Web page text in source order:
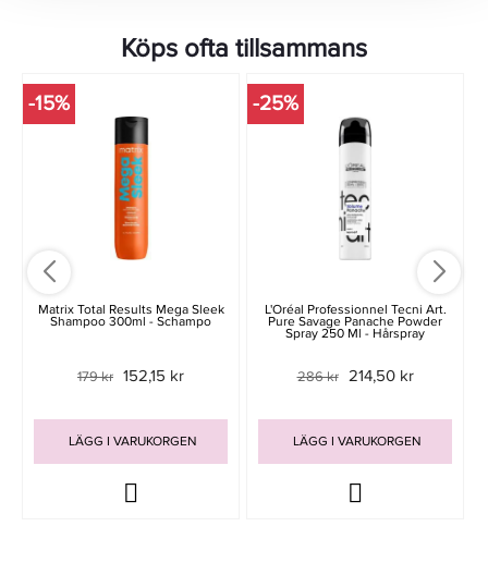
Köps ofta tillsammans
-15%
Matrix Total Results Mega Sleek
Shampoo 300ml - Schampo
179 kr 152,15 kr
LÄGG I VARUKORGEN
-25%
L'Oréal Professionnel Tecni Art.
Pure Savage Panache Powder
Spray 250 Ml - Hårspray
286 kr 214,50 kr
LÄGG I VARUKORGEN